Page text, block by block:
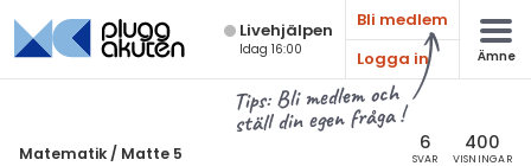
Live­hjälpen
Idag 16:00
Bli medlem
Logga in
Ämne
Tips: Bli medlem och
ställ din egen fråga !
Matematik / Matte 5 6
SVAR
400
VISNINGAR
Alla ämnen
Matematik